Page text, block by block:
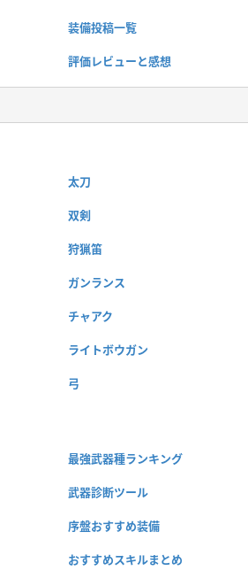
装備投稿一覧
評価レビューと感想
太刀
双剣
狩猟笛
ガンランス
チャアク
ライトボウガン
弓
最強武器種ランキング
武器診断ツール
序盤おすすめ装備
おすすめスキルまとめ